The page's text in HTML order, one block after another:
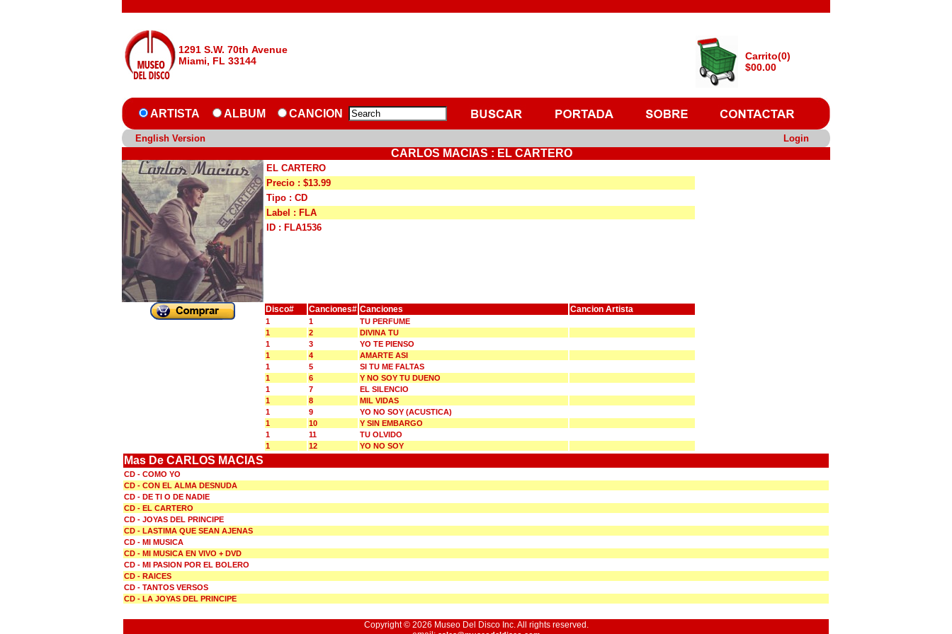
1291 S.W. 70th Avenue
Miami, FL 33144
Carrito(0)
$00.00
ARTISTA ALBUM CANCION
English Version Login
CARLOS MACIAS : EL CARTERO
EL CARTERO
Precio : $13.99
Tipo : CD
Label : FLA
ID : FLA1536
Disco# Canciones# Canciones Cancion Artista
1 1
TU PERFUME
1
2
DIVINA TU
1
3
YO TE PIENSO
1
4
AMARTE ASI
1
5
SI TU ME FALTAS
1
6
Y NO SOY TU DUENO
1
7
EL SILENCIO
1
8
MIL VIDAS
1
9
YO NO SOY (ACUSTICA)
1
10
Y SIN EMBARGO
1
11
TU OLVIDO
1
12 YO NO SOY
Mas De CARLOS MACIAS
CD - COMO YO
CD - CON EL ALMA DESNUDA
CD - DE TI O DE NADIE
CD - EL CARTERO
CD - JOYAS DEL PRINCIPE
CD - LASTIMA QUE SEAN AJENAS
CD - MI MUSICA
CD - MI MUSICA EN VIVO + DVD
CD - MI PASION POR EL BOLERO
CD - RAICES
CD - TANTOS VERSOS
CD - LA JOYAS DEL PRINCIPE
Copyright © 2026 Museo Del Disco Inc. All rights reserved.